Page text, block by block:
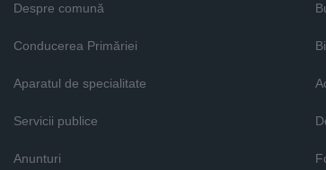
Despre comună
Conducerea Primăriei
Aparatul de specialitate
Servicii publice
Anunturi